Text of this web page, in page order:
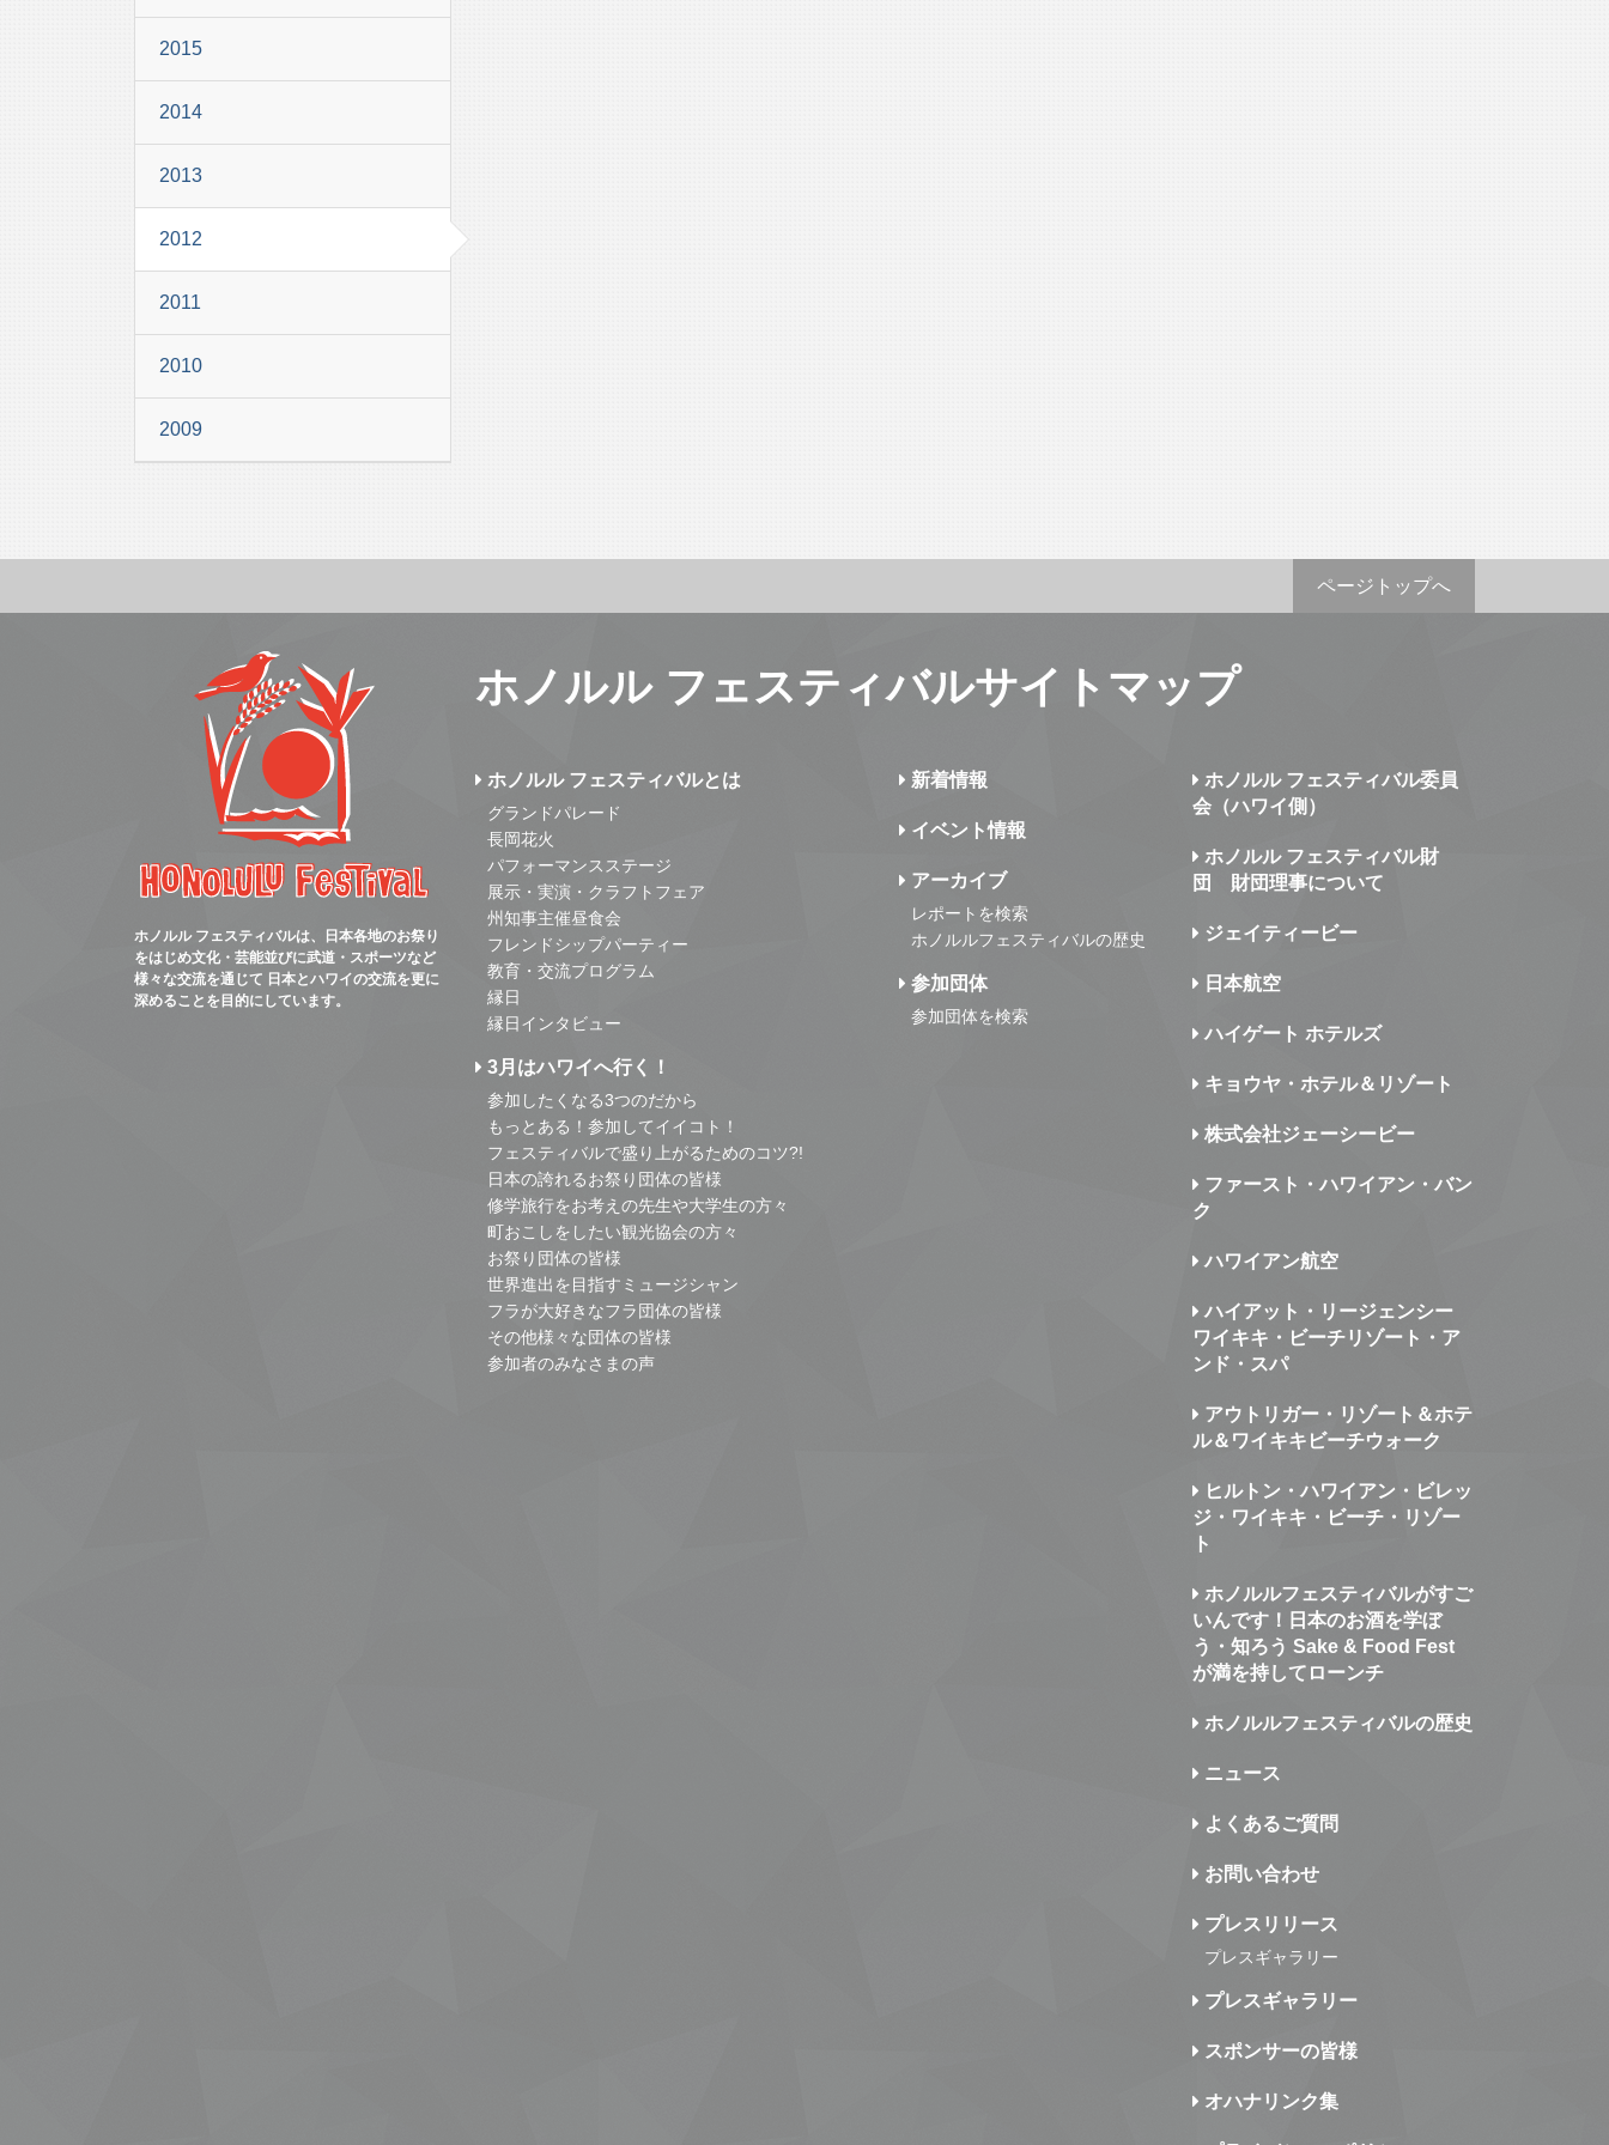
2015
2014
2013
2012
2011
2010
2009
ページトップへ
ホノルル フェスティバルは、日本各地のお祭り
をはじめ文化・芸能並びに武道・スポーツなど
様々な交流を通じて 日本とハワイの交流を更に
深めることを目的にしています。
ホノルル フェスティバルサイトマップ
ホノルル フェスティバルとは
グランドパレード
長岡花火
パフォーマンスステージ
展示・実演・クラフトフェア
州知事主催昼食会
フレンドシップパーティー
教育・交流プログラム
縁日
縁日インタビュー
3月はハワイへ行く！
参加したくなる3つのだから
もっとある！参加してイイコト！
フェスティバルで盛り上がるためのコツ?!
日本の誇れるお祭り団体の皆様
修学旅行をお考えの先生や大学生の方々
町おこしをしたい観光協会の方々
お祭り団体の皆様
世界進出を目指すミュージシャン
フラが大好きなフラ団体の皆様
その他様々な団体の皆様
参加者のみなさまの声
新着情報
イベント情報
アーカイブ
レポートを検索
ホノルルフェスティバルの歴史
参加団体
参加団体を検索
ホノルル フェスティバル委員
会（ハワイ側）
ホノルル フェスティバル財
団 財団理事について
ジェイティービー
日本航空
ハイゲート ホテルズ
キョウヤ・ホテル＆リゾート
株式会社ジェーシービー
ファースト・ハワイアン・バン
ク
ハワイアン航空
ハイアット・リージェンシー
ワイキキ・ビーチリゾート・ア
ンド・スパ
アウトリガー・リゾート＆ホテ
ル＆ワイキキビーチウォーク
ヒルトン・ハワイアン・ビレッ
ジ・ワイキキ・ビーチ・リゾー
ト
ホノルルフェスティバルがすご
いんです！日本のお酒を学ぼ
う・知ろう Sake & Food Fest
が満を持してローンチ
ホノルルフェスティバルの歴史
ニュース
よくあるご質問
お問い合わせ
プレスリリース
プレスギャラリー
プレスギャラリー
スポンサーの皆様
オハナリンク集